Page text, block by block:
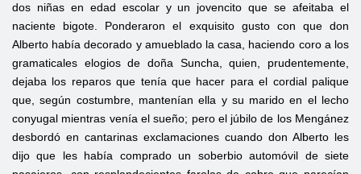
dos niñas en edad escolar y un jovencito que se afeitaba el
naciente bigote. Ponderaron el exquisito gusto con que don
Alberto había decorado y amueblado la casa, haciendo coro a los
gramaticales elogios de doña Suncha, quien, prudentemente,
dejaba los reparos que tenía que hacer para el cordial palique
que, según costumbre, mantenían ella y su marido en el lecho
conyugal mientras venía el sueño; pero el júbilo de los Mengánez
desbordó en cantarinas exclamaciones cuando don Alberto les
dijo que les había comprado un soberbio automóvil de siete